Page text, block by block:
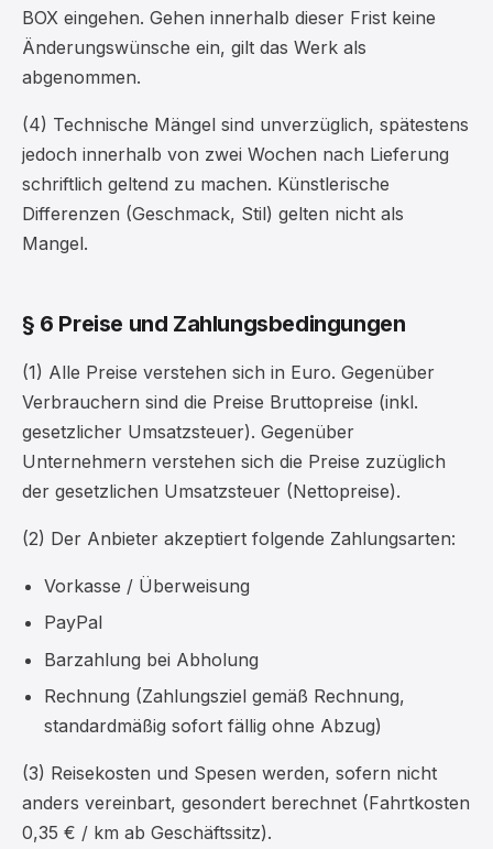
BOX eingehen. Gehen innerhalb dieser Frist keine
Änderungswünsche ein, gilt das Werk als
abgenommen.
(4) Technische Mängel sind unverzüglich, spätestens
jedoch innerhalb von zwei Wochen nach Lieferung
schriftlich geltend zu machen. Künstlerische
Differenzen (Geschmack, Stil) gelten nicht als
Mangel.
§ 6 Preise und Zahlungsbedingungen
(1) Alle Preise verstehen sich in Euro. Gegenüber
Verbrauchern sind die Preise Bruttopreise (inkl.
gesetzlicher Umsatzsteuer). Gegenüber
Unternehmern verstehen sich die Preise zuzüglich
der gesetzlichen Umsatzsteuer (Nettopreise).
(2) Der Anbieter akzeptiert folgende Zahlungsarten:
Vorkasse / Überweisung
PayPal
Barzahlung bei Abholung
Rechnung (Zahlungsziel gemäß Rechnung,
standardmäßig sofort fällig ohne Abzug)
(3) Reisekosten und Spesen werden, sofern nicht
anders vereinbart, gesondert berechnet (Fahrtkosten
0,35 € / km ab Geschäftssitz).